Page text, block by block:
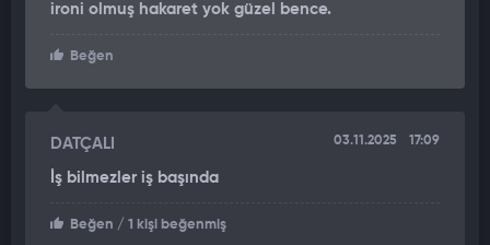
ironi olmuş hakaret yok güzel bence.
Beğen
DATÇALI 03.11.2025 17:09
İş bilmezler iş başında
Beğen / 1 kişi beğenmiş